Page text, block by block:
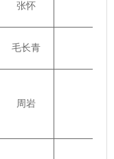
张怀
毛长青
周岩